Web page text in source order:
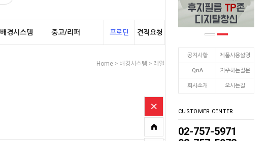
공지사항 제품사용설명
QnA 자주하는질문
회사소개 오시는길
CUSTOMER CENTER
02-757-5971
배경시스템 중고/리퍼 프로딘 견적요청
Home > 배경시스템 > 레일시스템